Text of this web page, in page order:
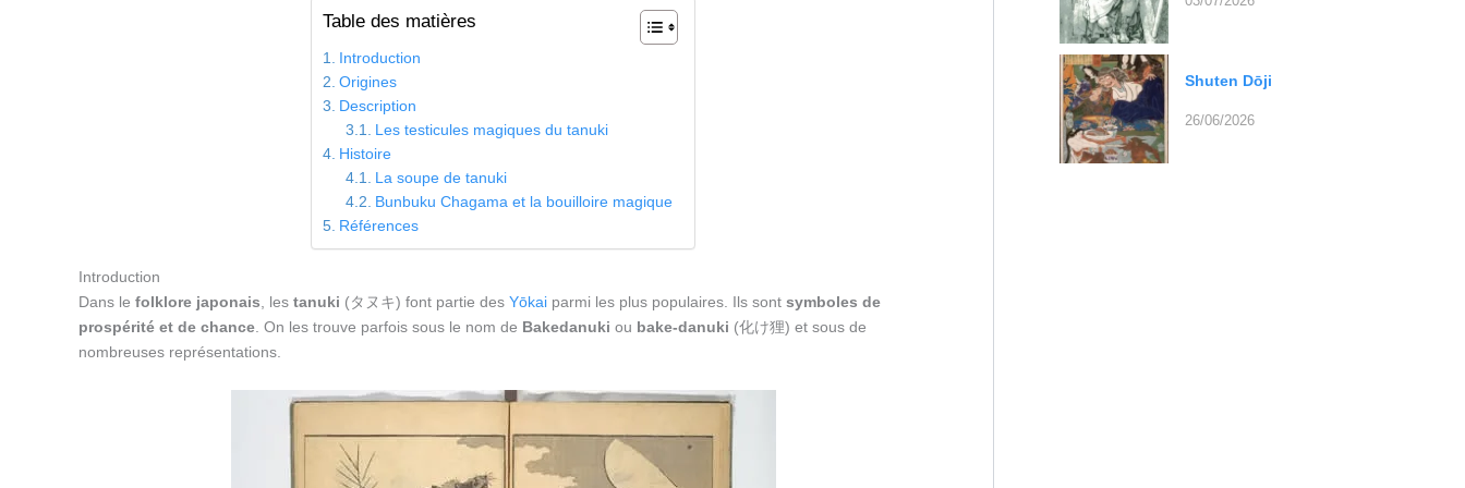
Table des matières
Introduction
Origines
Description
Les testicules magiques du tanuki
Histoire
La soupe de tanuki
Bunbuku Chagama et la bouilloire magique
Références
Introduction
Dans le folklore japonais, les tanuki (タヌキ) font partie des Yōkai parmi les plus populaires. Ils sont symboles de
prospérité et de chance. On les trouve parfois sous le nom de Bakedanuki ou bake-danuki (化け狸) et sous de
nombreuses représentations.
Shuten Dōji
26/06/2026